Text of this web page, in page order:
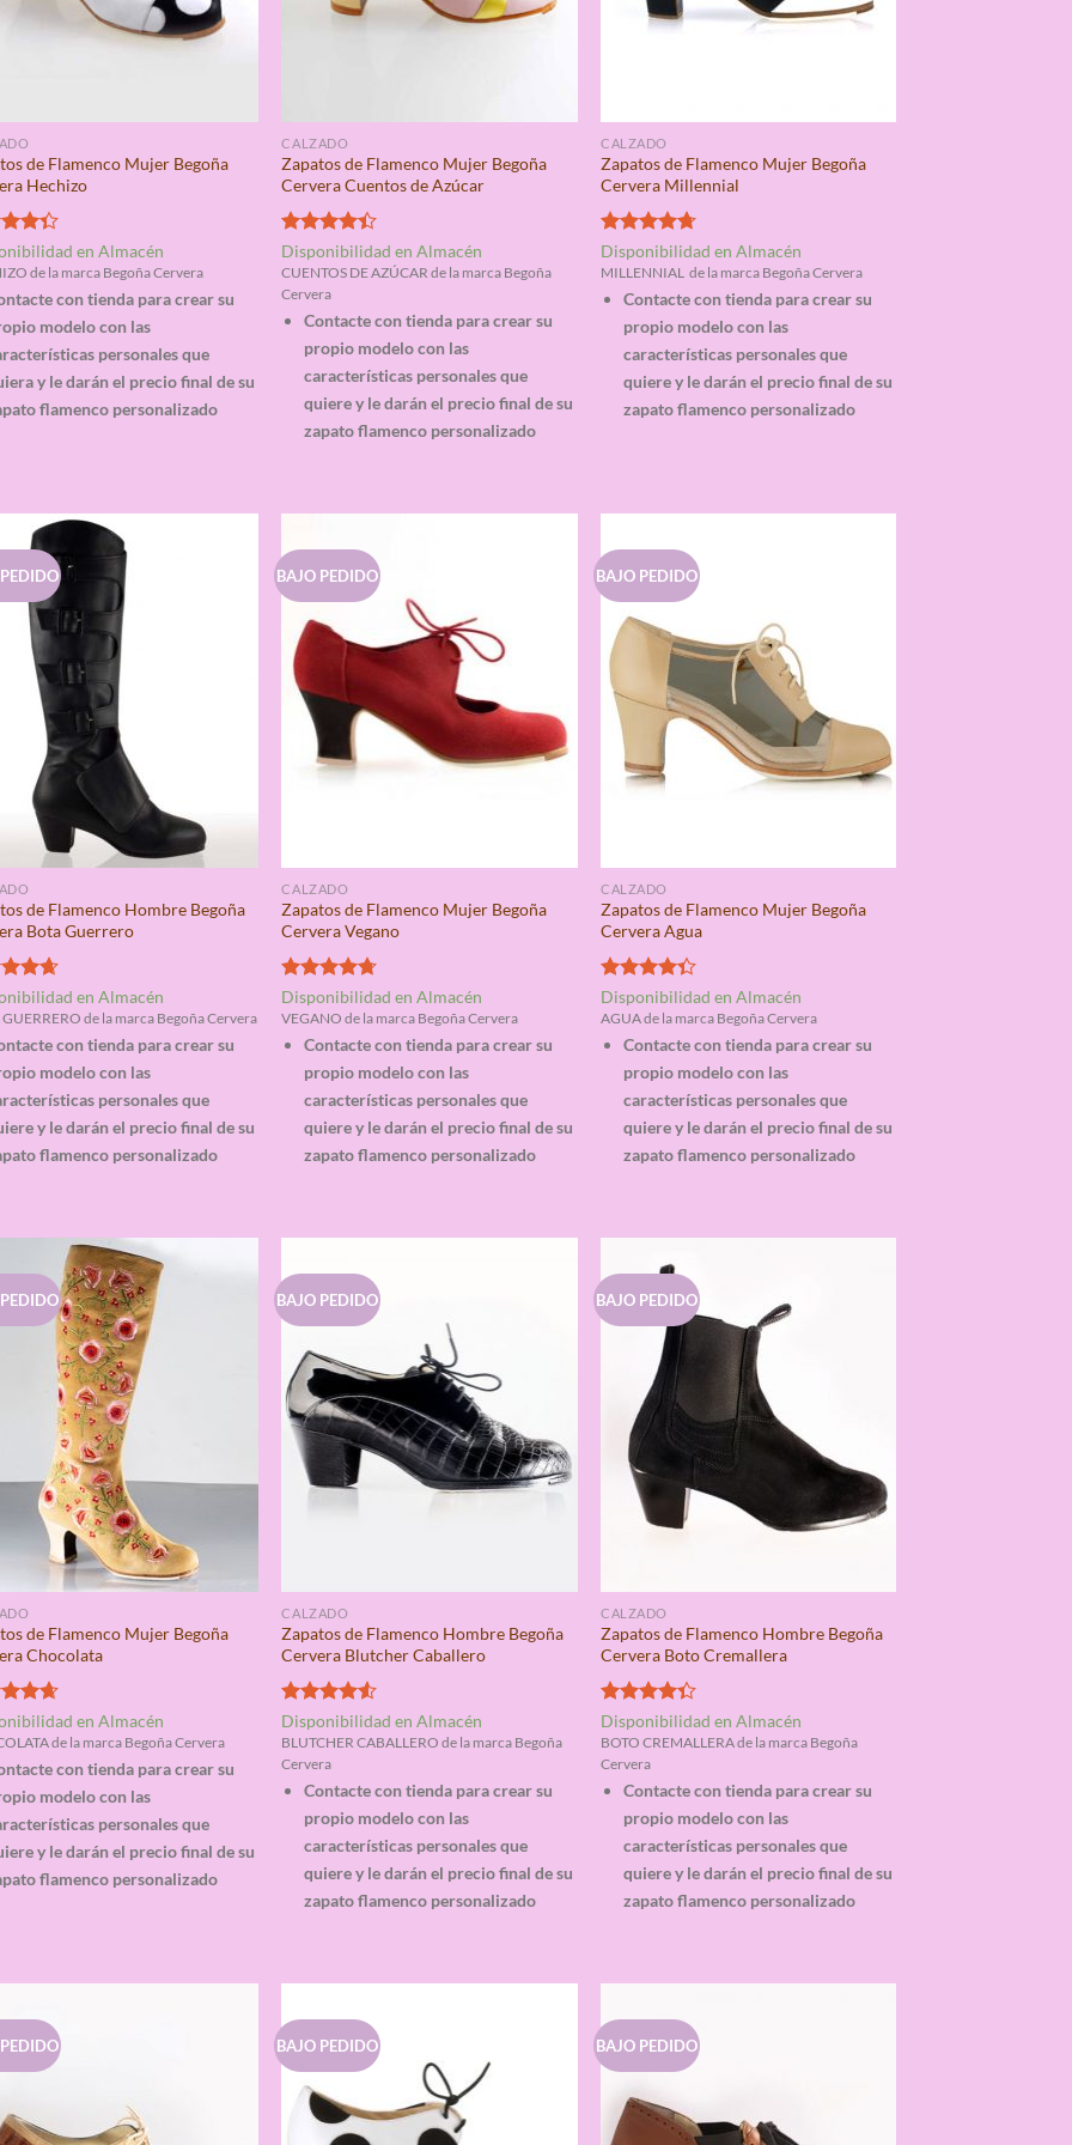
de Flamenco Mujer Begoña
Hechizo
4.33
en Almacén
de la marca Begoña Cervera
con tienda para crear su
modelo con las
personales que
y le darán el precio final de su
flamenco personalizado
CALZADO
Zapatos de Flamenco Mujer Begoña
Cervera Cuentos de Azúcar
Valorado
con4.33
de 5
Disponibilidad en Almacén
CUENTOS DE AZÚCAR de la marca Begoña
Cervera
Contacte con tienda para crear su
propio modelo con las
características personales que
quiere y le darán el precio final de su
zapato flamenco personalizado
CALZADO
Zapatos de Flamenco Mujer Begoña
Cervera Millennial
Valorado
con4.67
Disponibilidad en Almacén
MILLENNIAL de la marca Begoña Cervera
Contacte con tienda para crear su
propio modelo con las
características personales que
quiere y le darán el precio final de su
zapato flamenco personalizado
de Flamenco Hombre Begoña
Bota Guerrero
4.67
en Almacén
GUERRERO de la marca Begoña Cervera
con tienda para crear su
modelo con las
personales que
y le darán el precio final de su
flamenco personalizado
BAJO PEDIDO
CALZADO
Zapatos de Flamenco Mujer Begoña
Cervera Vegano
Valorado
con4.67
Disponibilidad en Almacén
VEGANO de la marca Begoña Cervera
Contacte con tienda para crear su
propio modelo con las
características personales que
quiere y le darán el precio final de su
zapato flamenco personalizado
BAJO PEDIDO
CALZADO
Zapatos de Flamenco Mujer Begoña
Cervera Agua
Valorado
con4.33
Disponibilidad en Almacén
AGUA de la marca Begoña Cervera
Contacte con tienda para crear su
propio modelo con las
características personales que
quiere y le darán el precio final de su
zapato flamenco personalizado
de Flamenco Mujer Begoña
Chocolata
4.67
en Almacén
de la marca Begoña Cervera
con tienda para crear su
modelo con las
personales que
y le darán el precio final de su
flamenco personalizado
BAJO PEDIDO
CALZADO
Zapatos de Flamenco Hombre Begoña
Cervera Blutcher Caballero
Valorado
con4.50
de 5
Disponibilidad en Almacén
BLUTCHER CABALLERO de la marca Begoña
Cervera
Contacte con tienda para crear su
propio modelo con las
características personales que
quiere y le darán el precio final de su
zapato flamenco personalizado
BAJO PEDIDO
CALZADO
Zapatos de Flamenco Hombre Begoña
Cervera Boto Cremallera
Valorado
con4.33
de 5
Disponibilidad en Almacén
BOTO CREMALLERA de la marca Begoña
Cervera
Contacte con tienda para crear su
propio modelo con las
características personales que
quiere y le darán el precio final de su
zapato flamenco personalizado
BAJO PEDIDO BAJO PEDIDO